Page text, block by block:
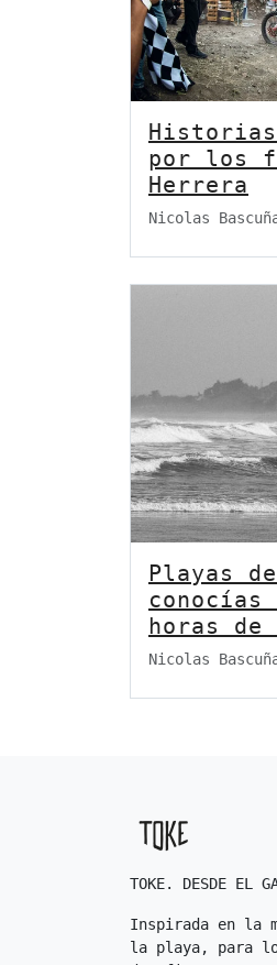
por los
Herrera
Nicolas
Playas
conocías
horas de
Nicolas
TOKE. DESDE EL
Inspirada en la
la playa, para